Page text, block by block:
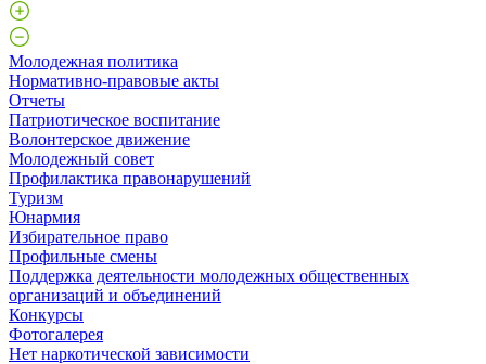
Молодежная политика
Нормативно-правовые акты
Отчеты
Патриотическое воспитание
Волонтерское движение
Молодежный совет
Профилактика правонарушений
Туризм
Юнармия
Избирательное право
Профильные смены
Поддержка деятельности молодежных общественных
организаций и объединений
Конкурсы
Фотогалерея
Нет наркотической зависимости